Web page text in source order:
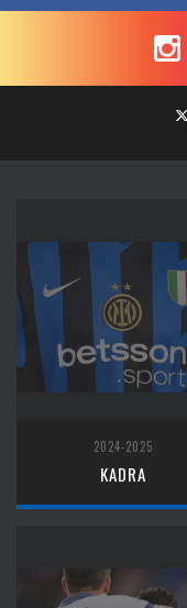
2024-2025
KADRA